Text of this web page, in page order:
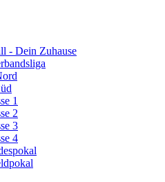
- Dein Zuhause
1
2
3
4